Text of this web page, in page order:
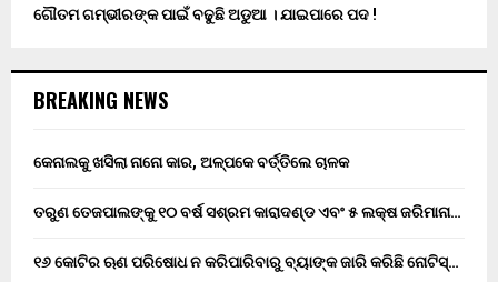
ଗୌତମ ଗମ୍ଭୀରଙ୍କ ପାଇଁ ବଢୁଛି ଅଡୁଆ । ଯାଇପାରେ ପଦ !
BREAKING NEWS
କେନାଲକୁ ଖସିଲା ନାନୋ କାର, ଅଳ୍ପକେ ବର୍ତ୍ତିଲେ ଚାଳକ
ତରୁଣ ତେଜପାଲଙ୍କୁ ୧୦ ବର୍ଷ ସଶ୍ରମ କାରାଦଣ୍ଡ ଏବଂ ₹୫ ଲକ୍ଷ ଜରିମାନା…
୧୬ କୋଟିର ଋଣ ପରିଷୋଧ ନ କରିପାରିବାରୁ ବ୍ୟାଙ୍କ ଜାରି କରିଛି ନୋଟିସ୍…